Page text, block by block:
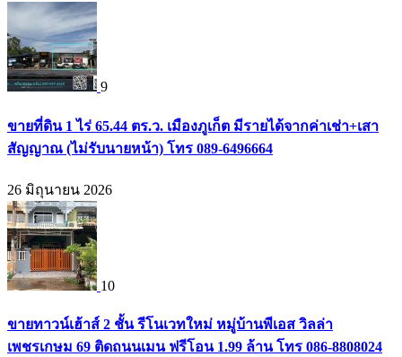
9
ขายที่ดิน 1 ไร่ 65.44 ตร.ว. เมืองภูเก็ต มีรายได้จากค่าเช่า+เสา
สัญญาณ (ไม่รับนายหน้า) โทร 089-6496664
26 มิถุนายน 2026
10
ขายทาวน์เฮ้าส์ 2 ชั้น รีโนเวทใหม่ หมู่บ้านพีเอส วิลล่า
เพชรเกษม 69 ติดถนนเมน ฟรีโอน 1.99 ล้าน โทร 086-8808024